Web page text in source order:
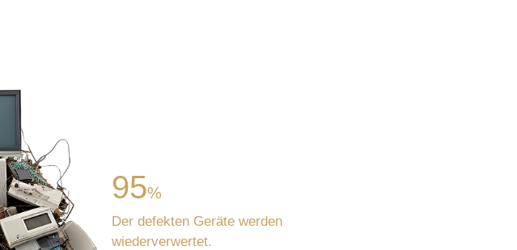
95%
Der defekten Geräte werden
wiederverwertet.